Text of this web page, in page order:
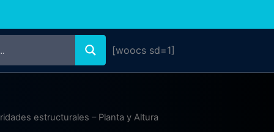
[woocs sd=1]
estructurales – Planta y Altura